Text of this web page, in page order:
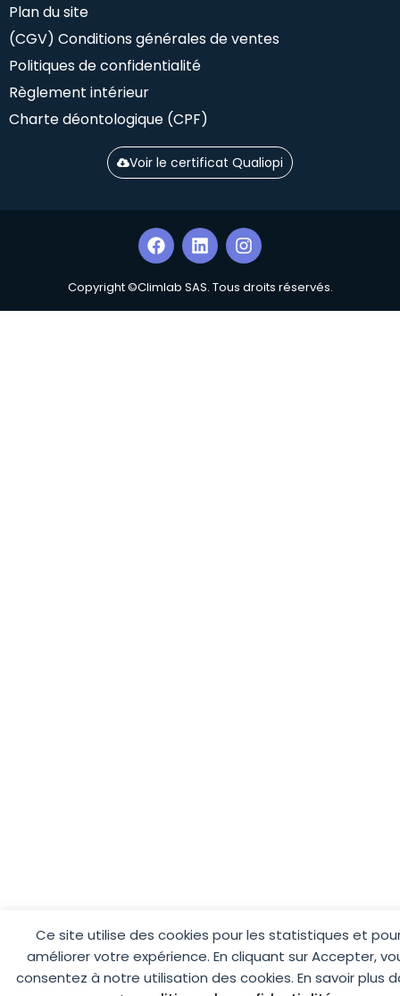
Ce site utilise des cookies pour les statistiques et
améliorer votre expérience. En cliquant sur Accepter,
consentez à notre utilisation des cookies. En savoir plus
Plan du site
(CGV) Conditions générales de ventes
Politiques de confidentialité
Règlement intérieur
Charte déontologique (CPF)
Voir le certificat Qualiopi
Copyright ©Climlab SAS. Tous droits réservés.